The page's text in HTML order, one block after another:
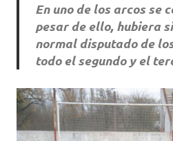
En uno de los arcos se
pesar de ello, hubiera
normal disputado de
todo el segundo y el